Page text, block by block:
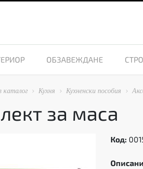
ОБЗАВЕЖДАНЕ
каталог  Кухня  Кухненски пособия 
за маса
Код: